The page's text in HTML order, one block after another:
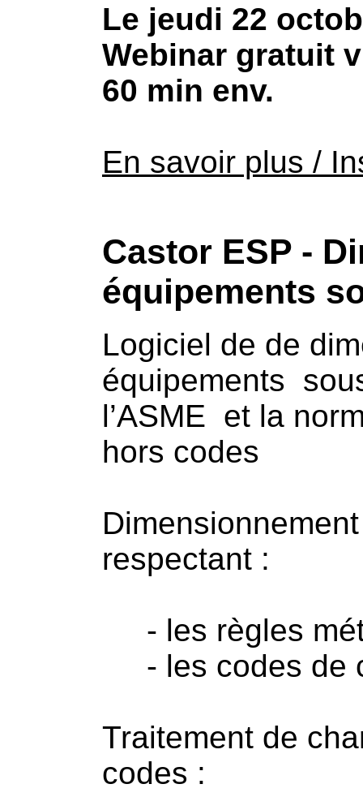
Le jeudi 22
Webinar gratuit
60 min env.
En savoir plus /
Castor ESP -
équipements
Logiciel de de
équipements
l’ASME et la
hors codes
respectant :
- les règles
- les codes de
Traitement de
codes :